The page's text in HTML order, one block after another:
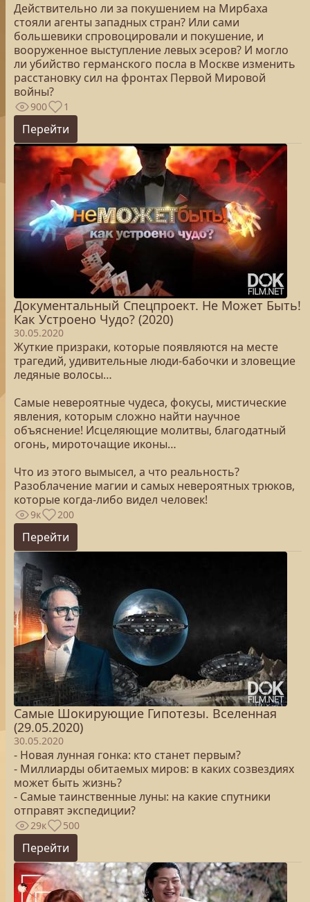
Действительно ли за покушением на Мирбаха
стояли агенты западных стран? Или сами
большевики спровоцировали и покушение, и
вооруженное выступление левых эсеров? И могло
ли убийство германского посла в Москве изменить
расстановку сил на фронтах Первой Мировой
войны?
900 1
Перейти
Документальный Спецпроект. Не Может Быть!
Как Устроено Чудо? (2020)
30.05.2020
Жуткие призраки, которые появляются на месте
трагедий, удивительные люди-бабочки и зловещие
ледяные волосы…
Самые невероятные чудеса, фокусы, мистические
явления, которым сложно найти научное
объяснение! Исцеляющие молитвы, благодатный
огонь, мироточащие иконы…
Что из этого вымысел, а что реальность?
Разоблачение магии и самых невероятных трюков,
которые когда-либо видел человек!
9к 200
Перейти
Самые Шокирующие Гипотезы. Вселенная
(29.05.2020)
30.05.2020
- Новая лунная гонка: кто станет первым?
- Миллиарды обитаемых миров: в каких созвездиях
может быть жизнь?
- Самые таинственные луны: на какие спутники
отправят экспедиции?
29к 500
Перейти